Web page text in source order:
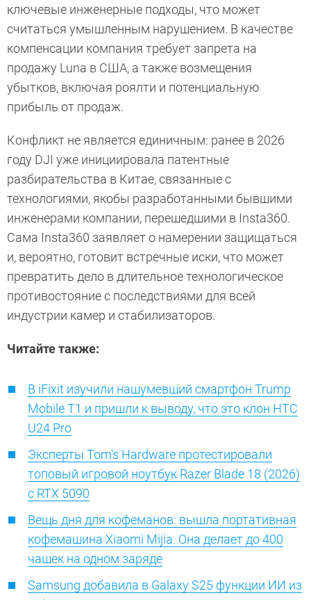
ключевые инженерные подходы, что может
считаться умышленным нарушением. В качестве
компенсации компания требует запрета на
продажу Luna в США, а также возмещения
убытков, включая роялти и потенциальную
прибыль от продаж.
Конфликт не является единичным: ранее в 2026
году DJI уже инициировала патентные
разбирательства в Китае, связанные с
технологиями, якобы разработанными бывшими
инженерами компании, перешедшими в Insta360.
Сама Insta360 заявляет о намерении защищаться
и, вероятно, готовит встречные иски, что может
превратить дело в длительное технологическое
противостояние с последствиями для всей
индустрии камер и стабилизаторов.
Читайте также:
В iFixit изучили нашумевший смартфон Trump
Mobile T1 и пришли к выводу, что это клон HTC
U24 Pro
Эксперты Tom's Hardware протестировали
топовый игровой ноутбук Razer Blade 18 (2026)
с RTX 5090
Вещь дня для кофеманов: вышла портативная
кофемашина Xiaomi Mijia. Она делает до 400
чашек на одном заряде
Samsung добавила в Galaxy S25 функции ИИ из